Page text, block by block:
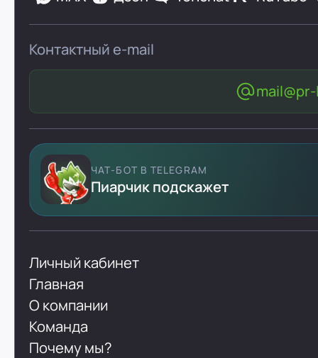
Контактный e-mail
ЧАТ-БОТ В TELEGRAM
Пиарчик подскажет
Личный кабинет
Главная
О компании
Команда
Почему мы?